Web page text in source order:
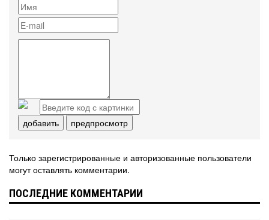
добавить предпросмотр
Только зарегистрированные и авторизованные пользователи
могут оставлять комментарии.
ПОСЛЕДНИЕ КОММЕНТАРИИ